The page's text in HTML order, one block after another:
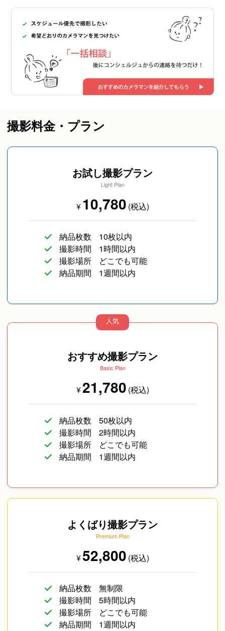
撮影料金・プラン
お試し撮影プラン
Light Plan
¥10,780 (税込)
納品枚数
10枚以内
撮影時間
1時間以内
撮影場所
どこでも可能
納品期間
1週間以内
人気
おすすめ撮影プラン
Basic Plan
¥21,780 (税込)
納品枚数
50枚以内
撮影時間
2時間以内
撮影場所
どこでも可能
納品期間
1週間以内
よくばり撮影プラン
Premium Plan
¥52,800 (税込)
納品枚数
無制限
撮影時間
5時間以内
撮影場所
どこでも可能
納品期間
1週間以内